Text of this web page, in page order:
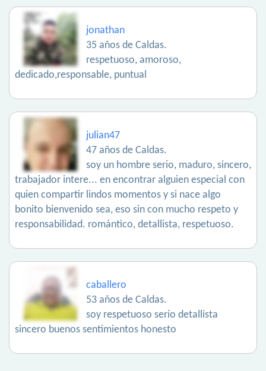
jonathan
35 años de Caldas.
respetuoso, amoroso,
dedicado,responsable, puntual
julian47
47 años de Caldas.
soy un hombre serio, maduro, sincero,
trabajador intere... en encontrar alguien especial con
quien compartir lindos momentos y si nace algo
bonito bienvenido sea, eso sin con mucho respeto y
responsabilidad. romántico, detallista, respetuoso.
caballero
53 años de Caldas.
soy respetuoso serio detallista
sincero buenos sentimientos honesto